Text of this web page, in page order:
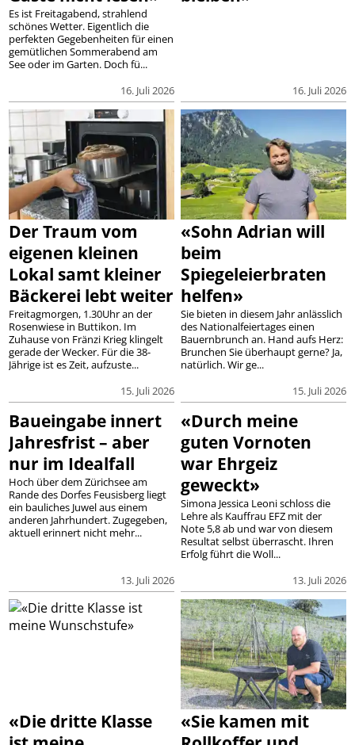
16. Juli 2026
Es ist Freitagabend, strahlend
schönes Wetter. Eigentlich die
perfekten Gegebenheiten für einen
gemütlichen Sommerabend am
See oder im Garten. Doch fü...
16. Juli 2026
Der Traum vom
eigenen kleinen
Lokal samt kleiner
Bäckerei lebt weiter
15. Juli 2026
Freitagmorgen, 1.30Uhr an der
Rosenwiese in Buttikon. Im
Zuhause von Fränzi Krieg klingelt
gerade der Wecker. Für die 38-
Jährige ist es Zeit, aufzuste...
«Sohn Adrian will
beim
Spiegeleierbraten
helfen»
15. Juli 2026
Sie bieten in diesem Jahr anlässlich
des Nationalfeiertages einen
Bauernbrunch an. Hand aufs Herz:
Brunchen Sie überhaupt gerne? Ja,
natürlich. Wir ge...
Baueingabe innert
Jahresfrist – aber
nur im Idealfall
13. Juli 2026
Hoch über dem Zürichsee am
Rande des Dorfes Feusisberg liegt
ein bauliches Juwel aus einem
anderen Jahrhundert. Zugegeben,
aktuell erinnert nicht mehr...
«Durch meine
guten Vornoten
war Ehrgeiz
geweckt»
13. Juli 2026
Simona Jessica Leoni schloss die
Lehre als Kauffrau EFZ mit der
Note 5,8 ab und war von diesem
Resultat selbst überrascht. Ihren
Erfolg führt die Woll...
«Die dritte Klasse
«Sie kamen mit